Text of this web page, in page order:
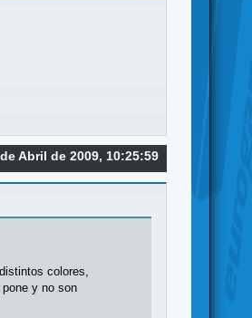
Abril de 2009, 10:25:59
colores,
y no son